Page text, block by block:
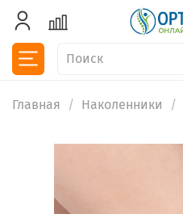
Главная Наколенники